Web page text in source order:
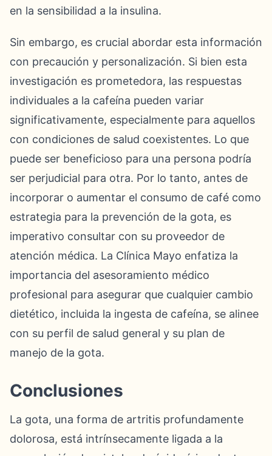
en la sensibilidad a la insulina.
Sin embargo, es crucial abordar esta información
con precaución y personalización. Si bien esta
investigación es prometedora, las respuestas
individuales a la cafeína pueden variar
significativamente, especialmente para aquellos
con condiciones de salud coexistentes. Lo que
puede ser beneficioso para una persona podría
ser perjudicial para otra. Por lo tanto, antes de
incorporar o aumentar el consumo de café como
estrategia para la prevención de la gota, es
imperativo consultar con su proveedor de
atención médica. La Clínica Mayo enfatiza la
importancia del asesoramiento médico
profesional para asegurar que cualquier cambio
dietético, incluida la ingesta de cafeína, se alinee
con su perfil de salud general y su plan de
manejo de la gota.
Conclusiones
La gota, una forma de artritis profundamente
dolorosa, está intrínsecamente ligada a la